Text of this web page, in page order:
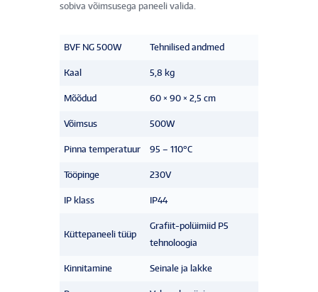
sobiva võimsusega paneeli valida.
BVF NG 500W Tehnilised andmed
Kaal 5,8 kg
Mõõdud 60 × 90 × 2,5 cm
Võimsus 500W
Pinna temperatuur 95 – 110°C
Tööpinge 230V
IP klass IP44
Küttepaneeli tüüp
Grafiit-polüimiid P5
tehnoloogia
Kinnitamine Seinale ja lakke